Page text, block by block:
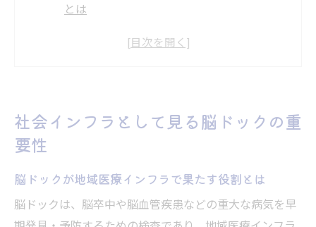
とは
社会全体の健康維持に脳ドックが必要な理
身近な社会インフラに脳ドックが組み込ま
社会インフラの具体例としての脳ドックの
活用法
脳ドックが支える未来の健康基盤とは
社会インフラとして見る脳ドックの重
要性
脳ドックが地域医療インフラで果たす役割とは
脳ドックは、脳卒中や脳血管疾患などの重大な病気を早